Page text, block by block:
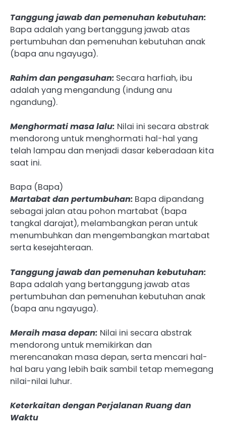
Tanggung jawab dan pemenuhan kebutuhan:
Bapa adalah yang bertanggung jawab atas
pertumbuhan dan pemenuhan kebutuhan anak
(bapa anu ngayuga).
Rahim dan pengasuhan: Secara harfiah, ibu
adalah yang mengandung (indung anu
ngandung).
Menghormati masa lalu: Nilai ini secara abstrak
mendorong untuk menghormati hal-hal yang
telah lampau dan menjadi dasar keberadaan kita
saat ini.
Bapa (Bapa)
Martabat dan pertumbuhan: Bapa dipandang
sebagai jalan atau pohon martabat (bapa
tangkal darajat), melambangkan peran untuk
menumbuhkan dan mengembangkan martabat
serta kesejahteraan.
Tanggung jawab dan pemenuhan kebutuhan:
Bapa adalah yang bertanggung jawab atas
pertumbuhan dan pemenuhan kebutuhan anak
(bapa anu ngayuga).
Meraih masa depan: Nilai ini secara abstrak
mendorong untuk memikirkan dan
merencanakan masa depan, serta mencari hal-
hal baru yang lebih baik sambil tetap memegang
nilai-nilai luhur.
Keterkaitan denganPerjalanan Ruang dan
Waktu